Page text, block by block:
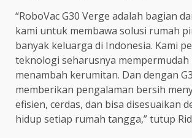
“RoboVac G30 Verge adalah bagian
kami untuk membawa solusi rumah
banyak keluarga di Indonesia. Kami
teknologi seharusnya
menambah kerumitan. Dan dengan
memberikan pengalaman bersih
efisien, cerdas, dan bisa disesuaikan
hidup setiap rumah tangga,” tutup